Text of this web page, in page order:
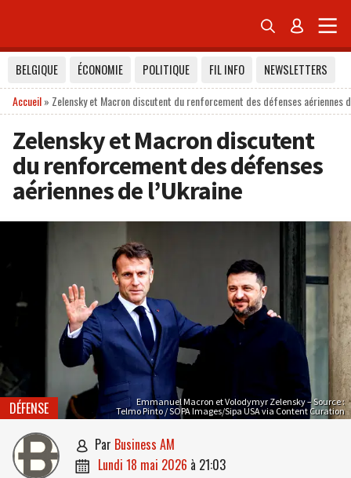
 
BELGIQUE ÉCONOMIE POLITIQUE FIL INFO
NEWSLETTERS
Accueil» Zelensky et Macron discutent du renforcement des défenses aériennes
Zelensky et Macron discutent
du renforcement des défenses
aériennes de l’Ukraine
Emmanuel Macron et Volodymyr Zelensky – Source :
Telmo Pinto / SOPA Images/Sipa USA via Content Curation
DÉFENSE
 par Business AM
 lundi 18 mai 2026 à 21:03